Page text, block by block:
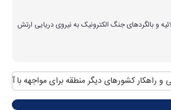
و بالگردهای جنگ الکترونیک به نیروی دریایی ارتش
کشورهای دیگر منطقه برای مواجهه با آن